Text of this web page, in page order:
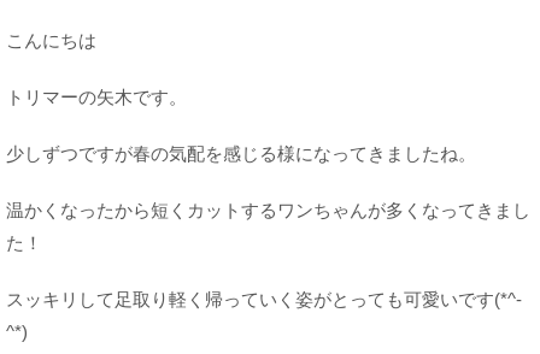
こんにちは
トリマーの矢木です。
少しずつですが春の気配を感じる様になってきましたね。
温かくなったから短くカットするワンちゃんが多くなってきまし
た！
スッキリして足取り軽く帰っていく姿がとっても可愛いです(*^-
^*)